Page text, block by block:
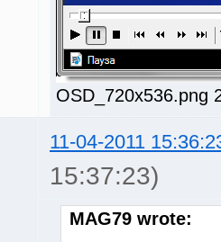
OSD_720x536.png
11-04-2011
15:37:23)
MAG79 wrote: